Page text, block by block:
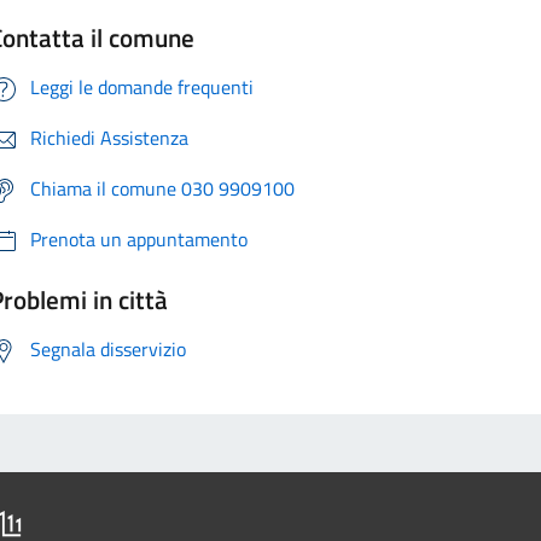
il comune
Leggi le domande frequenti
Richiedi Assistenza
Chiama il comune 030 9909100
Prenota un appuntamento
in città
Segnala disservizio